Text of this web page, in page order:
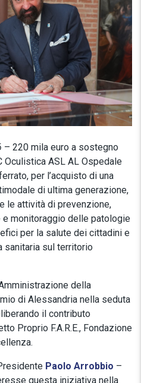
– 220 mila euro a sostegno
Oculistica ASL AL Ospedale
per l’acquisto di una
di ultima generazione,
le attività di prevenzione,
monitoraggio delle patologie
per la salute dei cittadini e
sanitaria sul territorio
della
di Alessandria nella seduta
il contributo
Proprio F.A.R.E., Fondazione
Paolo Arrobbio –
questa iniziativa nella